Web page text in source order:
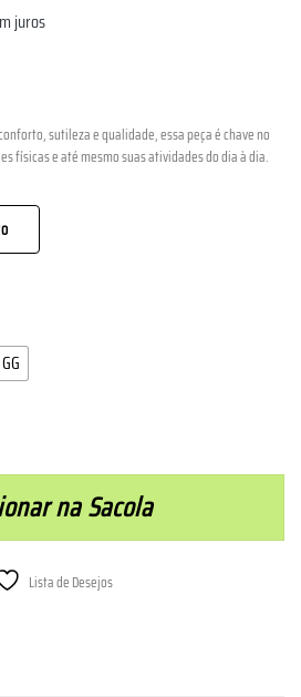
juros
sutileza e qualidade, essa peça é chave no
físicas e até mesmo suas atividades do dia à dia.
GG
na Sacola
Lista de Desejos